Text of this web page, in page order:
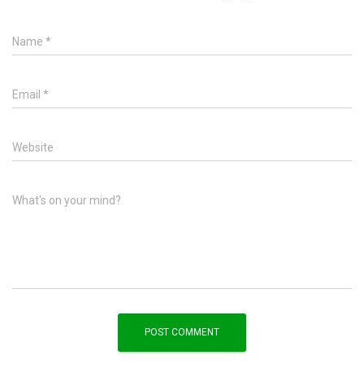
Name *
Email *
Website
What's on your mind?